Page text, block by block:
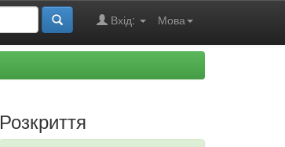
Мова
Вхід:
Розкриття